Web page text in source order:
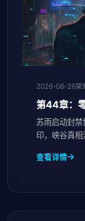
2026-06-26荣
第44章：
苏雨启动封
印，峡谷真相
查看详情